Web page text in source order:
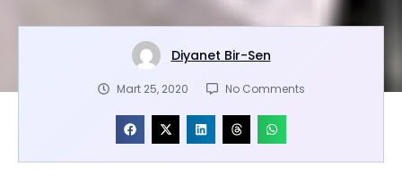
Diyanet Bir-Sen
Mart 25, 2020 No Comments